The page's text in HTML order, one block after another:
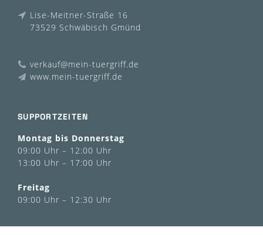
Lise-Meitner-Straße 16
73529 Schwäbisch Gmünd
verkauf@mein-tuergriff.de
www.mein-tuergriff.de
SUPPORTZEITEN
Montag bis Donnerstag
09:00 Uhr – 12:00 Uhr
13:00 Uhr – 17:00 Uhr
Freitag
09:00 Uhr – 12:30 Uhr